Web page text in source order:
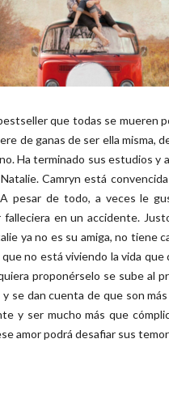
que todas se mueren
de ganas de ser ella
Ha terminado sus estudios y
Camryn está
pesar de todo, a veces le
en un accidente.
ya no es su amiga, no tiene
no está viviendo la vida
proponérselo se sube al
se dan cuenta de que son
y ser mucho más que
amor podrá desafiar sus